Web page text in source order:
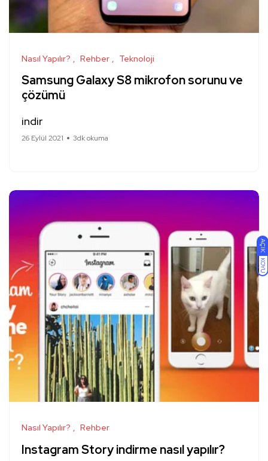
AÇIK
KOYU
Nasıl Yapılır? Rehber Teknoloji
Samsung Galaxy S8 mikrofon sorunu ve
çözümü
indir
26 Eylül 2021 3dk okuma
Nasıl Yapılır? Rehber
Instagram Story indirme nasıl yapılır?